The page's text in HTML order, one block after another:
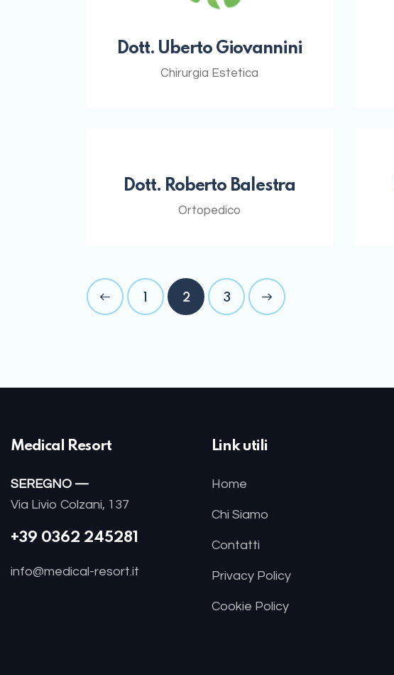
Dott. Uberto Giovannini
Chirurgia Estetica
Dott. Roberto Balestra
Ortopedico
2 3
Medical Resort
SEREGNO —
Via Livio Colzani, 137
+39 0362 245281
info@medical-resort.it
Link utili
Home
Chi Siamo
Contatti
Privacy Policy
Cookie Policy